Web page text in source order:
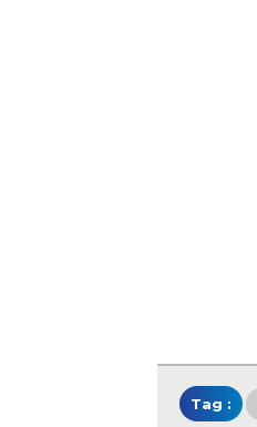
Tag :